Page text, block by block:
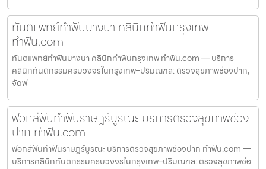
ทันตแพทย์ทำฟันบางนา คลินิกทำฟันกรุงเทพ
ทำฟัน.com
ทันตแพทย์ทำฟันบางนา คลินิกทำฟันกรุงเทพ ทำฟัน.com — บริการ
คลินิกทันตกรรมครบวงจรในกรุงเทพ–ปริมณฑล: ตรวจสุขภาพช่องปาก,
จัดฟ
ฟอกสีฟันทำฟันราษฎร์บูรณะ บริการตรวจสุขภาพช่อง
ปาก ทำฟัน.com
ฟอกสีฟันทำฟันราษฎร์บูรณะ บริการตรวจสุขภาพช่องปาก ทำฟัน.com —
บริการคลินิกทันตกรรมครบวงจรในกรุงเทพ–ปริมณฑล: ตรวจสุขภาพช่อ